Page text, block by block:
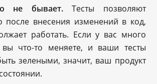
не бывает.Тесты позволяют
после внесения изменений в код,
работать. Если у вас много
вы что-то меняете, и ваши тесты
зелеными, значит, ваш продукт